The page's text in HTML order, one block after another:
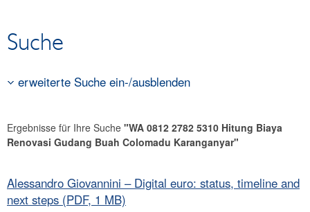
Suche
erweiterte Suche ein-/ausblenden
Ergebnisse für Ihre Suche "WA 0812 2782 5310 Hitung Biaya
Renovasi Gudang Buah Colomadu Karanganyar"
Alessandro Giovannini – Digital euro: status, timeline and
next steps (PDF, 1 MB)